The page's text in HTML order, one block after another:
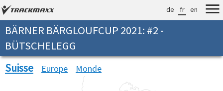
de fr en
BÄRNER BÄRGLOUFCUP 2021: #2 -
BÜTSCHELEGG
Suisse Europe Monde